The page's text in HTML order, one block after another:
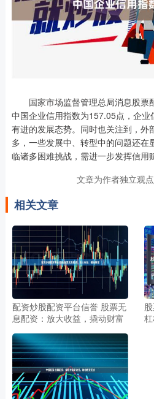
国家市场监督管理总局消息股票
中国企业信用指数为157.05点，企业
有进的发展态势。同时也关注到，外
多，一些发展中、转型中的问题还在
临诸多困难挑战，需进一步发挥信用
文章为作者独立观
相关文章
配资炒股配资平台信誉 股票无
息配资：放大收益，撬动财富